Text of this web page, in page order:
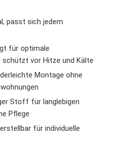
passt sich jedem
für optimale
schützt vor Hitze und Kälte
Montage ohne
Stoff für langlebigen
Pflege
für individuelle